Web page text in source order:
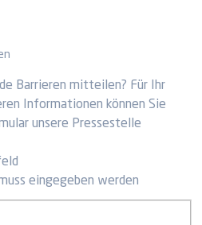
Barrieren mitteilen? Für Ihr
Informationen können Sie
unsere Pressestelle
eingegeben werden